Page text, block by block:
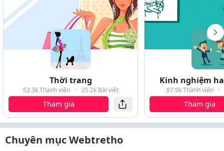
Thời trang
52.3k Thành viên · 25.2k Bài viết
Tham gia
Kinh nghiệm
87.9k Thành viên ·
Tham gia
Chuyên mục Webtretho